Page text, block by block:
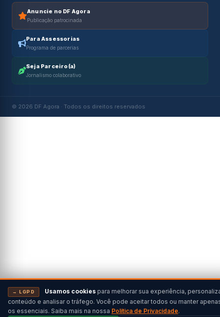
Anuncie no DF Agora
Publicação patrocinada
Para Assessorias
Programa de parcerias
Seja Parceiro(a)
Jornalismo colaborativo
© 2026 DF Agora · Todos os direitos reservados
→ LGPD Usamos cookies para melhorar sua experiência,
conteúdo e analisar o tráfego. Você pode aceitar todos ou manter
os essenciais. Saiba mais na nossa Política de Privacidade.